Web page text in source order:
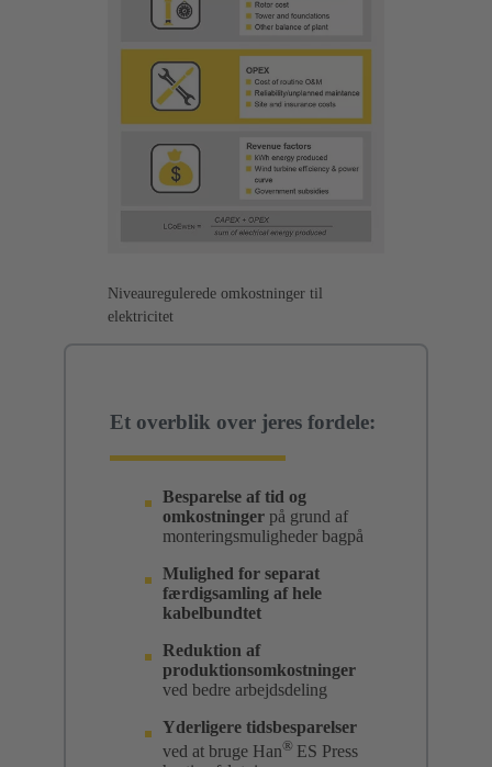
Niveauregulerede omkostninger til
elektricitet
Et overblik over jeres fordele:
Besparelse af tid og
omkostninger på grund af
monteringsmuligheder bagpå
Mulighed for separat
færdigsamling af hele
kabelbundtet
Reduktion af
produktionsomkostninger
ved bedre arbejdsdeling
Yderligere tidsbesparelser
ved at bruge Han® ES Press